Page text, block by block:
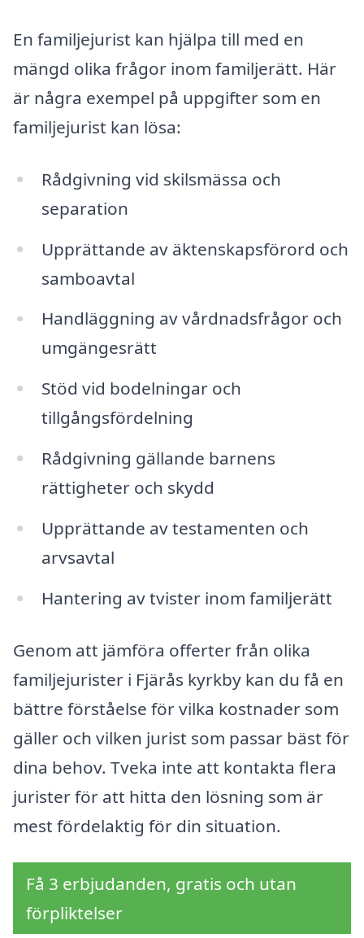
En familjejurist kan hjälpa till med en
mängd olika frågor inom familjerätt. Här
är några exempel på uppgifter som en
familjejurist kan lösa:
Rådgivning vid skilsmässa och
separation
Upprättande av äktenskapsförord och
samboavtal
Handläggning av vårdnadsfrågor och
umgängesrätt
Stöd vid bodelningar och
tillgångsfördelning
Rådgivning gällande barnens
rättigheter och skydd
Upprättande av testamenten och
arvsavtal
Hantering av tvister inom familjerätt
Genom att jämföra offerter från olika
familjejurister i Fjärås kyrkby kan du få en
bättre förståelse för vilka kostnader som
gäller och vilken jurist som passar bäst för
dina behov. Tveka inte att kontakta flera
jurister för att hitta den lösning som är
mest fördelaktig för din situation.
Få 3 erbjudanden, gratis och utan
förpliktelser